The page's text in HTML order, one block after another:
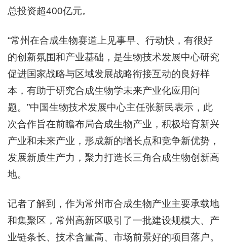
总投资超400亿元。
“常州在合成生物赛道上见事早、行动快，有很好
的创新氛围和产业基础，是生物技术发展中心研究
促进国家战略与区域发展战略衔接互动的良好样
本，有助于研究合成生物学未来产业化应用问
题。”中国生物技术发展中心主任张新民表示，此
次合作旨在前瞻布局合成生物产业，积极培育新兴
产业和未来产业，形成新的增长点和竞争新优势，
发展新质生产力，聚力打造长三角合成生物创新高
地。
记者了解到，作为常州市合成生物产业主要承载地
和集聚区，常州高新区吸引了一批建设规模大、产
业链条长、技术含量高、市场前景好的项目落户。